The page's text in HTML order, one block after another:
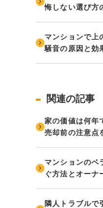
悔しない選び方
マンションで上
騒音の原因と効
関連の記事
家の価値は何年
売却前の注意点
マンションのベ
ぐ方法とオーナ
隣人トラブルで